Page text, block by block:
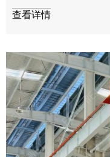
焊接过程中电弧熄灭或
留几秒钟，以利用保护
查看详情